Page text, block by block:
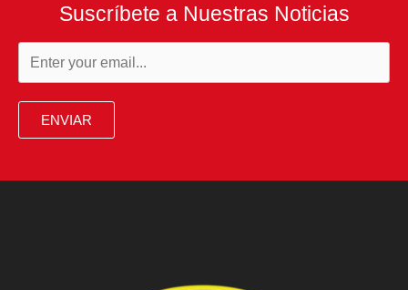
Suscríbete a Nuestras Noticias
ENVIAR